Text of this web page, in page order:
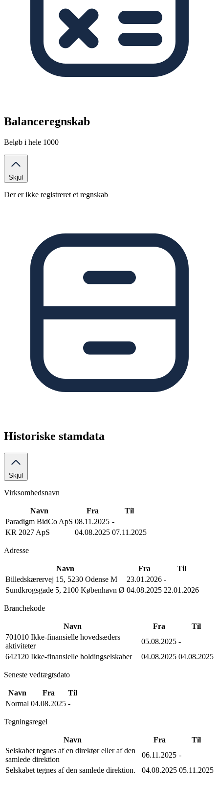
Balanceregnskab
Beløb i hele 1000
Skjul
Der er ikke registreret et regnskab
Historiske stamdata
Skjul
Virksomhedsnavn
Navn Fra
Til
Paradigm BidCo ApS 08.11.2025 -
KR 2027 ApS
04.08.2025 07.11.2025
Adresse
Navn Fra
Til
Billedskærervej 15, 5230 Odense M
23.01.2026 -
Sundkrogsgade 5, 2100 København Ø 04.08.2025 22.01.2026
Branchekode
Navn Fra
Til
701010 Ikke-finansielle hovedsæders
aktiviteter
05.08.2025 -
642120 Ikke-finansielle holdingselskaber
04.08.2025 04.08.2025
Seneste vedtægtsdato
Navn Fra
Til
Normal 04.08.2025 -
Tegningsregel
Navn Fra
Til
Selskabet tegnes af en direktør eller af den
samlede direktion
06.11.2025 -
Selskabet tegnes af den samlede direktion.
04.08.2025 05.11.2025